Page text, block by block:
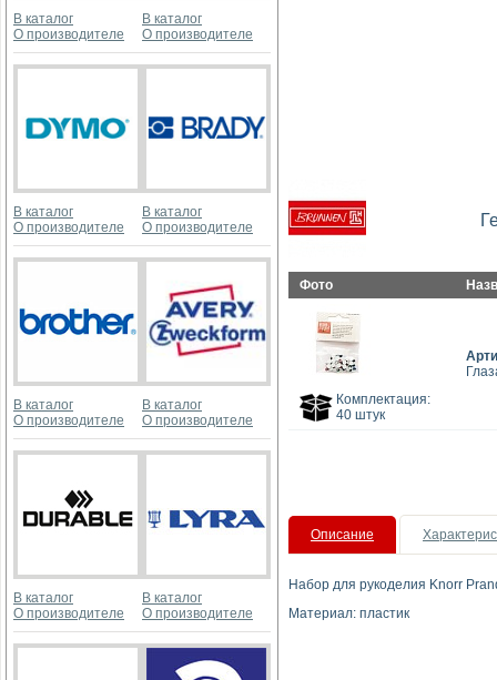
В каталог
О производителе
В каталог
О производителе
В каталог
О производителе
В каталог
О производителе
В каталог
О производителе
В каталог
О производителе
В каталог
О производителе
В каталог
О производителе
Фото
Комплектация:
40 штук
Описание
Набор для рукоделия Knorr
Материал: пластик